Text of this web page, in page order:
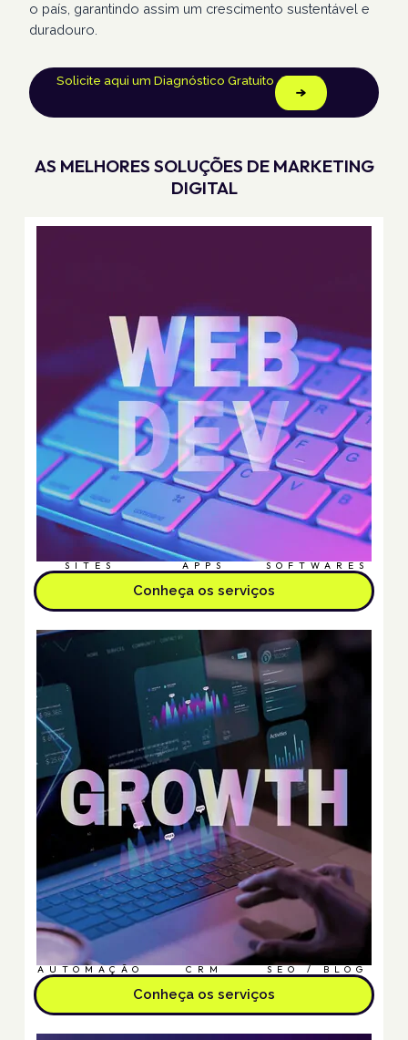
o país, garantindo assim um crescimento sustentável e
duradouro.
Solicite aqui um Diagnóstico Gratuito
AS MELHORES SOLUÇÕES DE MARKETING
DIGITAL
SITES APPS SOFTWARES
Conheça os serviços
AUTOMAÇÃO CRM SEO / BLOG
Conheça os serviços